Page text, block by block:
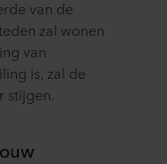
van de
zal wonen
van
is, zal de
stijgen.